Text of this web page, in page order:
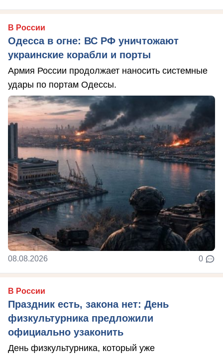
В России
Одесса в огне: ВС РФ уничтожают
украинские корабли и порты
Армия России продолжает наносить системные
удары по портам Одессы.
08.08.2026 0
В России
Праздник есть, закона нет: День
физкультурника предложили
официально узаконить
День физкультурника, который уже